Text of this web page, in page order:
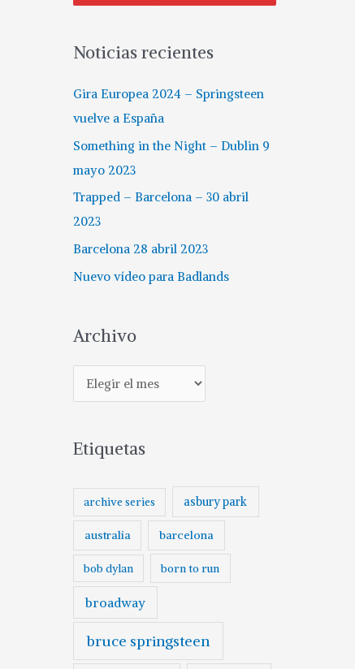
Noticias recientes
Gira Europea 2024 – Springsteen
vuelve a España
Something in the Night – Dublin 9
mayo 2023
Trapped – Barcelona – 30 abril
2023
Barcelona 28 abril 2023
Nuevo vídeo para Badlands
Archivo
Etiquetas
archive series asbury park
australia barcelona
bob dylan born to run
broadway
bruce springsteen